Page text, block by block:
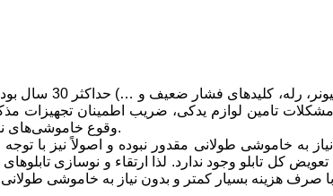
عمر مفید
مشکلات تامین لوازم یدکی، ضریب اطمینان تجهیزات
وقوع خاموشی‌های ناخواسته و نیز بروز حوادث غیر مترقبه و ایجاد خسارات جانی و مالی گردد.
به خاموشی طولانی مقدور نبوده و اصولاً نیز با
کل تابلو وجود ندارد. لذا ارتقاء و نوسازی